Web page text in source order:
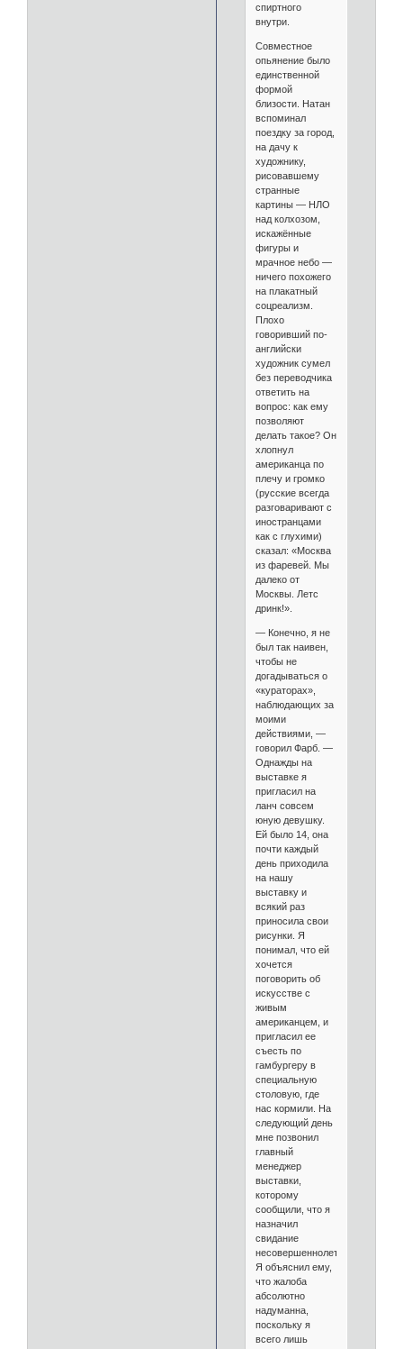
спиртного
внутри.
Совместное
опьянение было
единственной
формой
близости. Натан
вспоминал
поездку за город,
на дачу к
художнику,
рисовавшему
странные
картины — НЛО
над колхозом,
искажённые
фигуры и
мрачное небо —
ничего похожего
на плакатный
соцреализм.
Плохо
говоривший по-
английски
художник сумел
без переводчика
ответить на
вопрос: как ему
позволяют
делать такое? Он
хлопнул
американца по
плечу и громко
(русские всегда
разговаривают с
иностранцами
как с глухими)
сказал: «Москва
из фаревей. Мы
далеко от
Москвы. Летс
дринк!».
— Конечно, я не
был так наивен,
чтобы не
догадываться о
«кураторах»,
наблюдающих за
моими
действиями, —
говорил Фарб. —
Однажды на
выставке я
пригласил на
ланч совсем
юную девушку.
Ей было 14, она
почти каждый
день приходила
на нашу
выставку и
всякий раз
приносила свои
рисунки. Я
понимал, что ей
хочется
поговорить об
искусстве с
живым
американцем, и
пригласил ее
съесть по
гамбургеру в
специальную
столовую, где
нас кормили. На
следующий день
мне позвонил
главный
менеджер
выставки,
которому
сообщили, что я
назначил
свидание
несовершеннолетней.
Я объяснил ему,
что жалоба
абсолютно
надуманна,
поскольку я
всего лишь